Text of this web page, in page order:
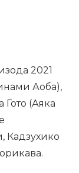
2021
Аоба),
(Аяка